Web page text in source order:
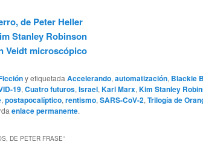
de Peter Heller
Stanley Robinson
Veidt microscópico
y etiquetada Accelerando, automatización, Blackie
19, Cuatro futuros, Israel, Karl Marx, Kim Stanley
, postapocalíptico, rentismo, SARS-CoV-2, Trilogía de
enlace permanente.
DE PETER FRASE”